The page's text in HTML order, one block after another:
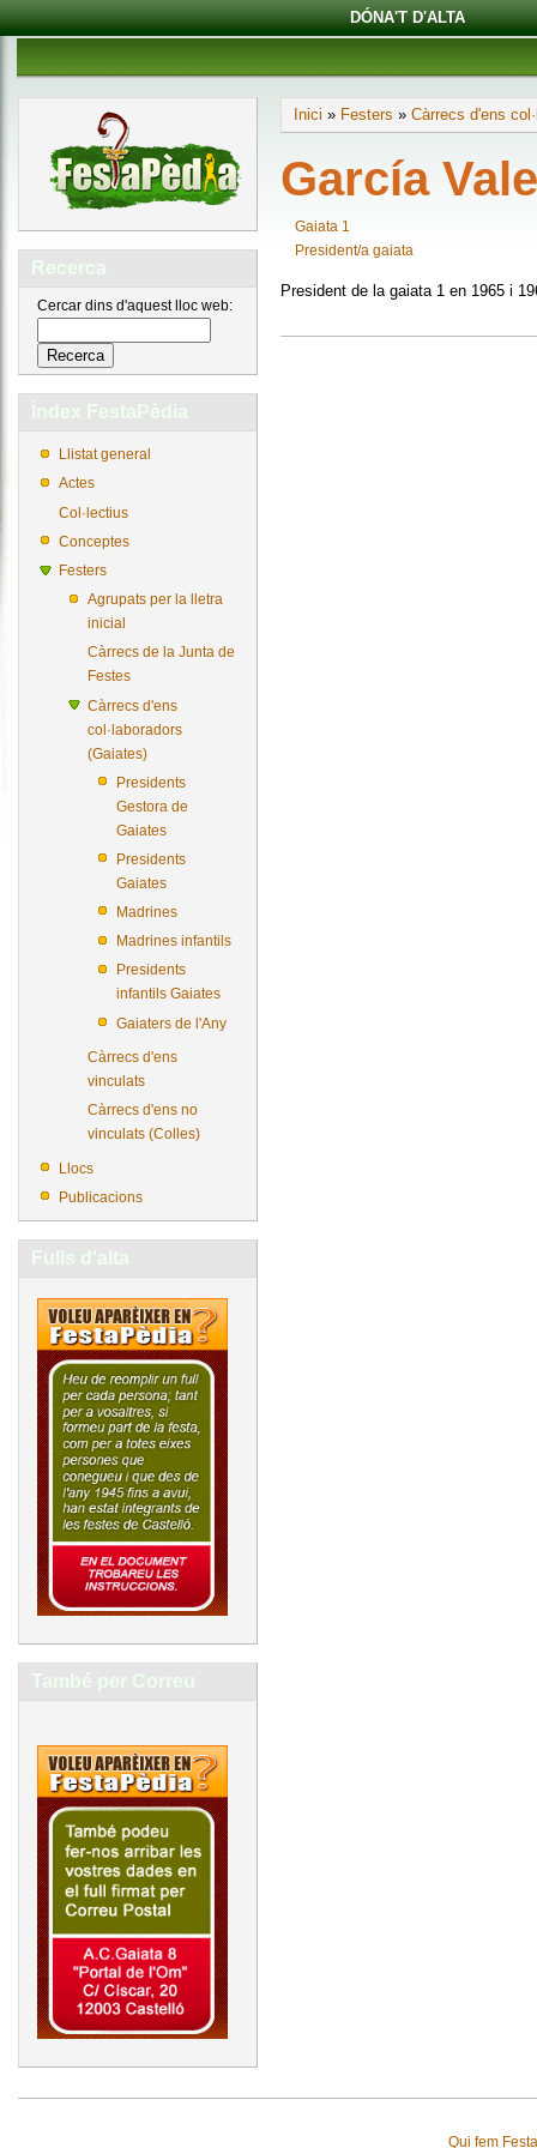
DÓNA'T D'ALTA
Recerca
Cercar dins d'aquest lloc web:
Índex FestaPèdia
Llistat general
Actes
Col·lectius
Conceptes
Festers
Agrupats per la lletra
inicial
Càrrecs de la Junta de
Festes
Càrrecs d'ens
col·laboradors
(Gaiates)
Presidents
Gestora de
Gaiates
Presidents
Gaiates
Madrines
Madrines infantils
Presidents
infantils Gaiates
Gaiaters de l'Any
Càrrecs d'ens
vinculats
Càrrecs d'ens no
vinculats (Colles)
Llocs
Publicacions
Fulls d'alta
També per Correu
Inici » Festers » Càrrecs d'ens
García
Gaiata 1
President/a gaiata
President de la gaiata 1 en 1965 i
Qui fem